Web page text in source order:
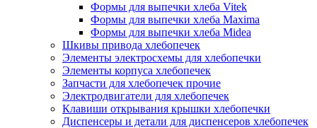
Формы для выпечки хлеба Vitek
Формы для выпечки хлеба Maxima
Формы для выпечки хлеба Midea
Шкивы привода хлебопечек
Элементы электросхемы для хлебопечки
Элементы корпуса хлебопечек
Запчасти для хлебопечек прочие
Электродвигатели для хлебопечек
Клавиши открывания крышки хлебопечки
Диспенсеры и детали для диспенсеров хлебопечек